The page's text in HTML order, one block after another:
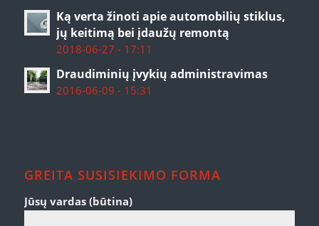
Ką verta žinoti apie automobilių stiklus,
jų keitimą bei įdaužų remontą
2018-06-27 - 17:11
Draudiminių įvykių administravimas
2016-06-09 - 15:31
GREITA SUSISIEKIMO FORMA
Jūsų vardas (būtina)